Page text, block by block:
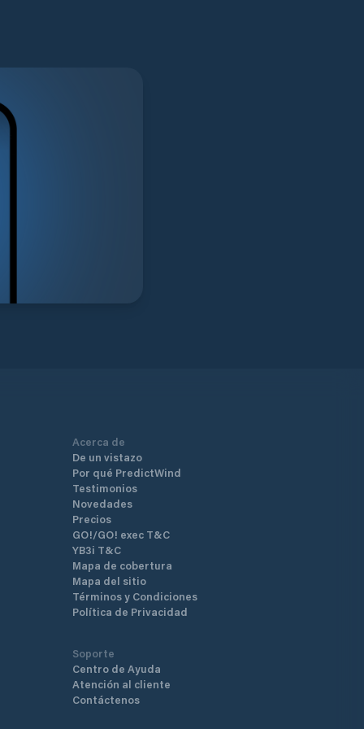
Acerca de
De un vistazo
Por qué PredictWind
Testimonios
Novedades
Precios
GO!/GO! exec T&C
YB3i T&C
Mapa de cobertura
Mapa del sitio
Términos y Condiciones
Política de Privacidad
Soporte
Centro de Ayuda
Atención al cliente
Contáctenos